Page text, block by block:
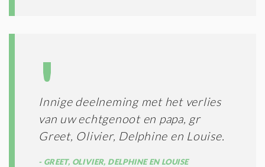
Innige deelneming met het verlies
van uw echtgenoot en papa, gr
Greet, Olivier, Delphine en Louise.
GREET, OLIVIER, DELPHINE EN LOUISE